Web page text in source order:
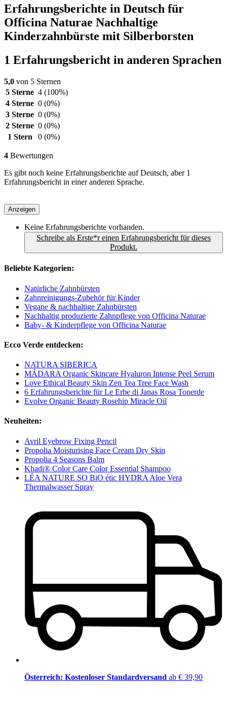
Erfahrungsberichte in Deutsch für
Officina Naturae Nachhaltige
Kinderzahnbürste mit Silberborsten
1 Erfahrungsbericht in anderen Sprachen
5,0 von 5 Sternen
5 Sterne 4 (100%)
4 Sterne 0 (0%)
3 Sterne 0 (0%)
2 Sterne 0 (0%)
1 Stern
0 (0%)
4 Bewertungen
Es gibt noch keine Erfahrungsberichte auf Deutsch, aber 1
Erfahrungsbericht in einer anderen Sprache.
Anzeigen
Keine Erfahrungsberichte vorhanden.
Schreibe als Erste*r einen Erfahrungsbericht für dieses
Produkt.
Beliebte Kategorien:
Natürliche Zahnbürsten
Zahnreinigungs-Zubehör für Kinder
Vegane & nachhaltige Zahnbürsten
Nachhaltig produzierte Zahnpflege von Officina Naturae
Baby- & Kinderpflege von Officina Naturae
Ecco Verde entdecken:
NATURA SIBERICA
MÁDARA Organic Skincare Hyaluron Intense Peel Serum
Love Ethical Beauty Skin Zen Tea Tree Face Wash
6 Erfahrungsberichte für Le Erbe di Janas Rosa Tonerde
Evolve Organic Beauty Rosehip Miracle Oil
Neuheiten:
Avril Eyebrow Fixing Pencil
Propolia Moisturising Face Cream Dry Skin
Propolia 4 Seasons Balm
Khadi® Color Care Color Essential Shampoo
LÉA NATURE SO BiO étic HYDRA Aloe Vera
Thermalwasser Spray
Österreich: Kostenloser Standardversand ab € 39,90